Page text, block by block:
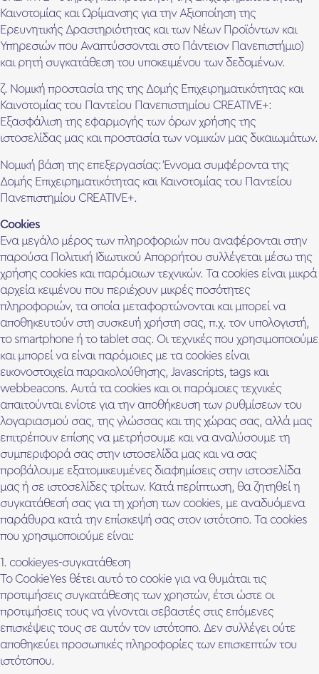
Καινοτομίας και Ωρίμανσης για την Αξιοποίηση της
Ερευνητικής Δραστηριότητας και των Νέων Προϊόντων και
Υπηρεσιών που Αναπτύσσονται στο Πάντειον Πανεπιστήμιο)
και ρητή συγκατάθεση του υποκειμένου των δεδομένων.
ζ. Νομική προστασία της της Δομής Επιχειρηματικότητας και
Καινοτομίας του Παντείου Πανεπιστημίου CREATIVE+:
Εξασφάλιση της εφαρμογής των όρων χρήσης της
ιστοσελίδας μας και προστασία των νομικών μας δικαιωμάτων.
Νομική βάση της επεξεργασίας: Έννομα συμφέροντα της
Δομής Επιχειρηματικότητας και Καινοτομίας του Παντείου
Πανεπιστημίου CREATIVE+.
Cookies
Ένα μεγάλο μέρος των πληροφοριών που αναφέρονται στην
παρούσα Πολιτική Ιδιωτικού Απορρήτου συλλέγεται μέσω της
χρήσης cookies και παρόμοιων τεχνικών. Τα cookies είναι μικρά
αρχεία κειμένου που περιέχουν μικρές ποσότητες
πληροφοριών, τα οποία μεταφορτώνονται και μπορεί να
αποθηκευτούν στη συσκευή χρήστη σας, π.χ. τον υπολογιστή,
το smartphone ή το tablet σας. Οι τεχνικές που χρησιμοποιούμε
και μπορεί να είναι παρόμοιες με τα cookies είναι
εικονοστοιχεία παρακολούθησης, Javascripts, tags και
webbeacons. Αυτά τα cookies και οι παρόμοιες τεχνικές
απαιτούνται ενίοτε για την αποθήκευση των ρυθμίσεων του
λογαριασμού σας, της γλώσσας και της χώρας σας, αλλά μας
επιτρέπουν επίσης να μετρήσουμε και να αναλύσουμε τη
συμπεριφορά σας στην ιστοσελίδα μας και να σας
προβάλουμε εξατομικευμένες διαφημίσεις στην ιστοσελίδα
μας ή σε ιστοσελίδες τρίτων. Κατά περίπτωση, θα ζητηθεί η
συγκατάθεσή σας για τη χρήση των cookies, με αναδυόμενα
παράθυρα κατά την επίσκεψή σας στον ιστότοπο. Τα cookies
που χρησιμοποιούμε είναι:
1. cookieyes-συγκατάθεση
Το CookieYes θέτει αυτό το cookie για να θυμάται τις
προτιμήσεις συγκατάθεσης των χρηστών, έτσι ώστε οι
προτιμήσεις τους να γίνονται σεβαστές στις επόμενες
επισκέψεις τους σε αυτόν τον ιστότοπο. Δεν συλλέγει ούτε
αποθηκεύει προσωπικές πληροφορίες των επισκεπτών του
ιστότοπου.